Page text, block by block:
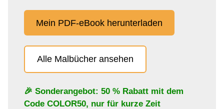
Mein PDF-eBook herunterladen
Alle Malbücher ansehen
🎉 Sonderangebot: 50 % Rabatt mit dem
Code COLOR50, nur für kurze Zeit